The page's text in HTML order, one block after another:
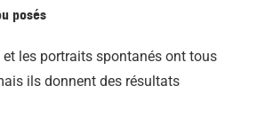
posés
les portraits spontanés ont tous
ils donnent des résultats